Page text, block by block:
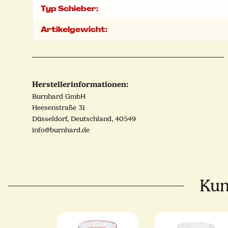
Typ Schieber:
Artikelgewicht:
Herstellerinformationen:
Burnhard GmbH
Heesenstraße 31
Düsseldorf, Deutschland, 40549
info@burnhard.de